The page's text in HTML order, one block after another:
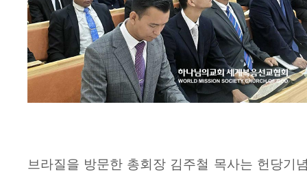
브라질을 방문한 총회장 김주철 목사는 헌당기